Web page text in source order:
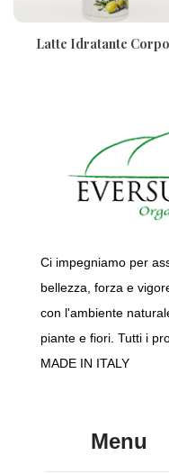
Latte Idratante Corpo
Ci impegniamo per
bellezza, forza e
con l'ambiente
piante e fiori. Tutti i
MADE IN ITALY
Menu